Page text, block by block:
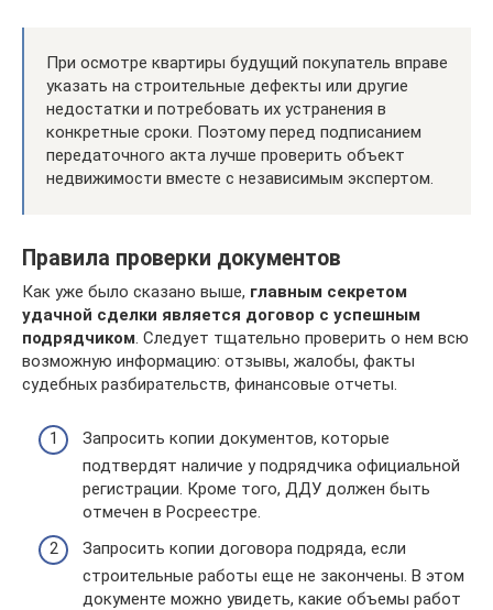
При осмотре квартиры будущий покупатель вправе
указать на строительные дефекты или другие
недостатки и потребовать их устранения в
конкретные сроки. Поэтому перед подписанием
передаточного акта лучше проверить объект
недвижимости вместе с независимым экспертом.
Правила проверки документов
Как уже было сказано выше, главным секретом
удачной сделки является договор с успешным
подрядчиком. Следует тщательно проверить о нем всю
возможную информацию: отзывы, жалобы, факты
судебных разбирательств, финансовые отчеты.
Запросить копии документов, которые
подтвердят наличие у подрядчика официальной
регистрации. Кроме того, ДДУ должен быть
отмечен в Росреестре.
Запросить копии договора подряда, если
строительные работы еще не закончены. В этом
документе можно увидеть, какие объемы работ